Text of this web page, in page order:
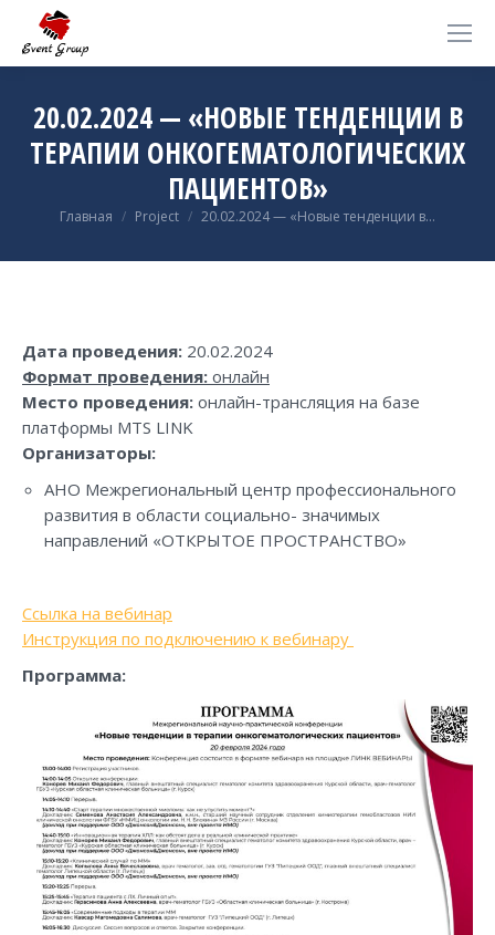
20.02.2024 — «НОВЫЕ ТЕНДЕНЦИИ В
ТЕРАПИИ ОНКОГЕМАТОЛОГИЧЕСКИХ
ПАЦИЕНТОВ»
Вы здесь:
Главная Project 20.02.2024 — «Новые тенденции в…
Дата проведения: 20.02.2024
Формат проведения: онлайн
Место проведения: онлайн-трансляция на базе
платформы MTS LINK
Организаторы:
АНО Межрегиональный центр профессионального
развития в области социально- значимых
направлений «ОТКРЫТОЕ ПРОСТРАНСТВО»
Ссылка на вебинар
Инструкция по подключению к вебинару
Программа: